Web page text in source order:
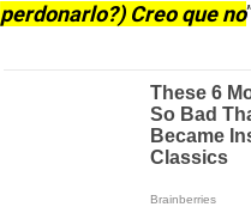
perdonarlo?) Creo que no